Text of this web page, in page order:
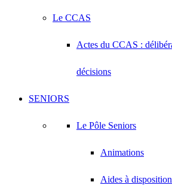
Le CCAS
Actes du CCAS :
décisions
SENIORS
Le Pôle Seniors
Animations
Aides à